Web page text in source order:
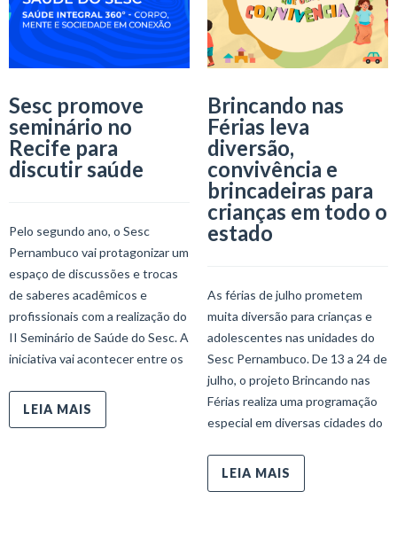
Sesc promove
seminário no
Recife para
discutir saúde
Pelo segundo ano, o Sesc
Pernambuco vai protagonizar um
espaço de discussões e trocas
de saberes acadêmicos e
profissionais com a realização do
II Seminário de Saúde do Sesc. A
iniciativa vai acontecer entre os
LEIA MAIS
Brincando nas
Férias leva
diversão,
convivência e
brincadeiras para
crianças em todo o
estado
As férias de julho prometem
muita diversão para crianças e
adolescentes nas unidades do
Sesc Pernambuco. De 13 a 24 de
julho, o projeto Brincando nas
Férias realiza uma programação
especial em diversas cidades do
LEIA MAIS